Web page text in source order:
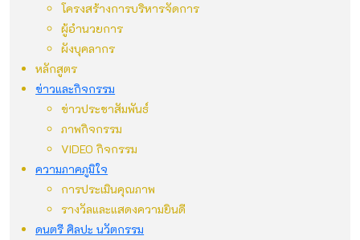
โครงสร้างการบริหารจัดการ
ผู้อำนวยการ
ผังบุคลากร
หลักสูตร
ข่าวและกิจกรรม
ข่าวประชาสัมพันธ์
ภาพกิจกรรม
VIDEO กิจกรรม
ความภาคภูมิใจ
การประเมินคุณภาพ
รางวัลและแสดงความยินดี
ดนตรี ศิลปะ นวัตกรรม